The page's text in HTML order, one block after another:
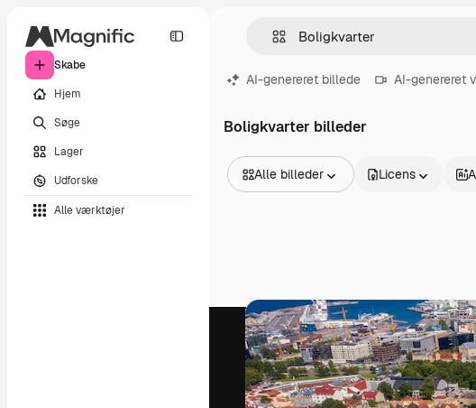
Skabe
Hjem
Søge
Lager
Udforske
Alle værktøjer
AI-genereret billede AI-genereret
Boligkvarter billeder
Alle billeder
Videoer
Optagelser
Motion graphics
Videoskabeloner
Ikoner
3D modeller
Skrifttyper
Licens